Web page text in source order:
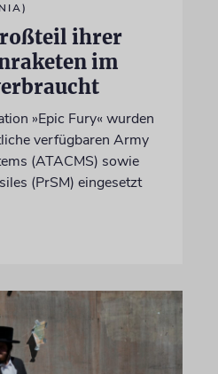
ihrer
im
»Epic Fury« wurden
verfügbaren Army
(ATACMS) sowie
(PrSM) eingesetzt